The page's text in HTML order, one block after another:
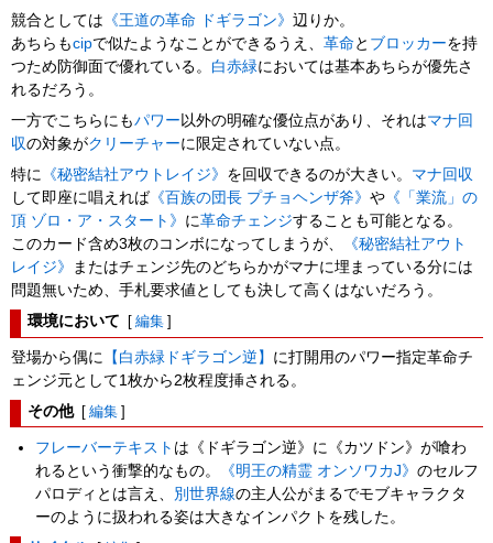
競合としては 《王道の革命 ドギラゴン》辺りか。
あちらもcipで似たようなことができるうえ、革命と ブロッカーを持
つため防御面で優れている。 白赤緑においては基本あちらが優先さ
れるだろう。
一方でこちらにもパワー 以外の明確な優位点があり、それはマナ回
収の対象がクリーチャーに限定されていない点。
特に
《秘密結社アウトレイジ》 を回収できるのが大きい。 マナ回収
して即座に唱えれば《百族の団長 プチョヘンザ斧》や 《「業流」の
頂 ゾロ・ア・スタート》 に革命チェンジすることも可能となる。
このカード含め3枚のコンボになってしまうが、
《秘密結社アウト
レイジ》
またはチェンジ先のどちらかがマナに埋まっている分には
問題無いため、手札要求値としても決して高くはないだろう。
環境において [ 編集 ]
登場から偶に 【白赤緑ドギラゴン逆】 に打開用のパワー指定革命チ
ェンジ元として1枚から2枚程度挿される。
その他 [ 編集 ]
フレーバーテキスト は《ドギラゴン逆》に《カツドン》が喰わ
れるという衝撃的なもの。
《明王の精霊 オンソワカJ》のセルフ
パロディとは言え、 別世界線の主人公がまるでモブキャラクタ
ーのように扱われる姿は大きなインパクトを残した。